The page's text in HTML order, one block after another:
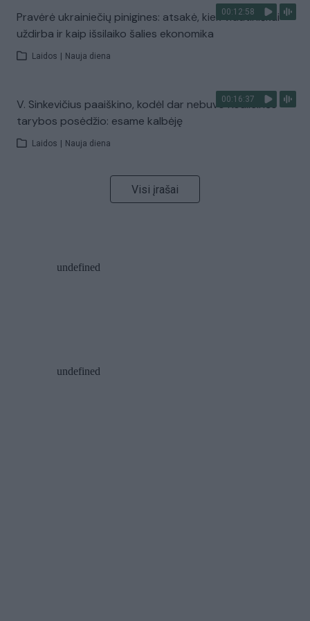
00:12:58
Pravėrė ukrainiečių pinigines: atsakė, kiek vidutiniškai
uždirba ir kaip išsilaiko šalies ekonomika
Laidos Nauja diena
00:16:37
V. Sinkevičius paaiškino, kodėl dar nebuvo Koalicinės
tarybos posėdžio: esame kalbėję
Laidos Nauja diena
Visi įrašai